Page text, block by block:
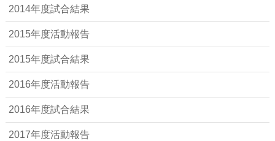
2014年度試合結果
2015年度活動報告
2015年度試合結果
2016年度活動報告
2016年度試合結果
2017年度活動報告